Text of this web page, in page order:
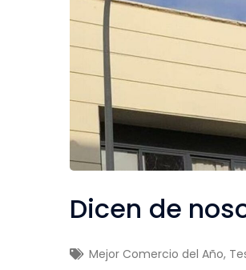
Dicen de
Mejor Comercio del Año,